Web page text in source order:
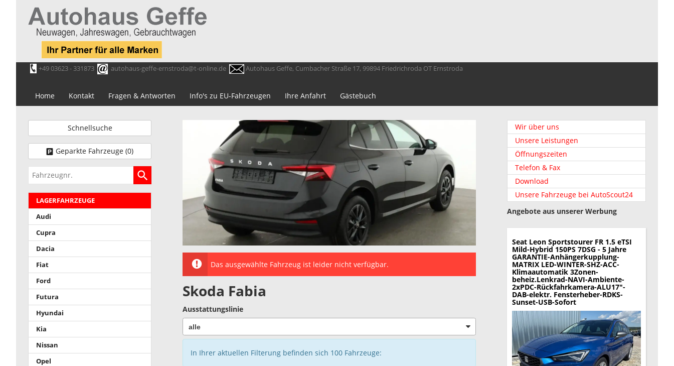
+49 03623 - 331873 autohaus-geffe-ernstroda@t-online.de Autohaus Geffe, Cumbacher Straße 17, 99894 Friedrichroda OT Ernstroda
Home Kontakt Fragen & Antworten Info's zu EU-Fahrzeugen Ihre Anfahrt Gästebuch
Das ausgewählte Fahrzeug ist leider nicht verfügbar.
Skoda Fabia
Ausstattungslinie
In Ihrer aktuellen Filterung befinden sich 100Fahrzeuge:
Schnellsuche
Geparkte Fahrzeuge (0)
Fahrzeugnr.
LAGERFAHRZEUGE
Audi
Cupra
Dacia
Fiat
Ford
Futura
Hyundai
Kia
Nissan
Opel
Wir über uns
Unsere Leistungen
Öffnungszeiten
Telefon & Fax
Download
Unsere Fahrzeuge bei AutoScout24
Angebote aus unserer Werbung
Seat Leon Sportstourer FR 1.5 eTSI
Mild-Hybrid 150PS 7DSG - 5 Jahre
GARANTIE-Anhängerkupplung-
MATRIX LED-WINTER-SHZ-ACC-
Klimaautomatik 3Zonen-
beheiz.Lenkrad-NAVI-Ambiente-
2xPDC-Rückfahrkamera-ALU17"-
DAB-elektr. Fensterheber-RDKS-
Sunset-USB-Sofort